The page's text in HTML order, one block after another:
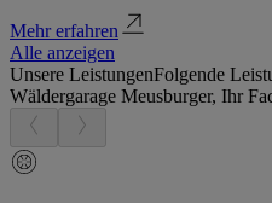
Mehr erfahren
Alle anzeigen
Unsere LeistungenFolgende
Wäldergarage Meusburger, Ihr